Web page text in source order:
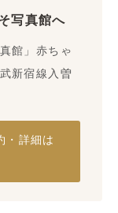
写真館へ
館」赤ちゃ
新宿線入曽
・詳細は